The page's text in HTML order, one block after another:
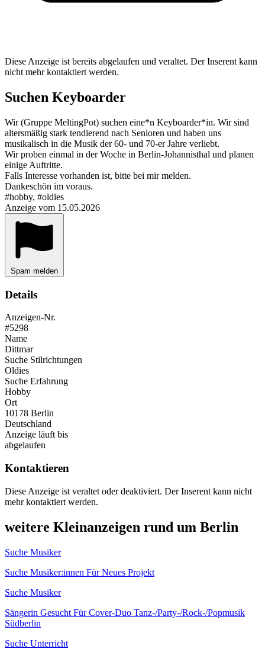
Diese Anzeige ist bereits abgelaufen und veraltet. Der Inserent kann
nicht mehr kontaktiert werden.
Suchen Keyboarder
Wir (Gruppe MeltingPot) suchen eine*n Keyboarder*in. Wir sind
altersmäßig stark tendierend nach Senioren und haben uns
musikalisch in die Musik der 60- und 70-er Jahre verliebt.
Wir proben einmal in der Woche in Berlin-Johannisthal und planen
einige Auftritte.
Falls Interesse vorhanden ist, bitte bei mir melden.
Dankeschön im voraus.
#hobby, #oldies
Anzeige vom 15.05.2026
Spam melden
Details
Anzeigen-Nr.
#5298
Name
Dittmar
Suche Stilrichtungen
Oldies
Suche Erfahrung
Hobby
Ort
10178 Berlin
Deutschland
Anzeige läuft bis
abgelaufen
Kontaktieren
Diese Anzeige ist veraltet oder deaktiviert. Der Inserent kann nicht
mehr kontaktiert werden.
weitere Kleinanzeigen rund um Berlin
Suche Musiker
Suche Musiker:innen Für Neues Projekt
Suche Musiker
Sängerin Gesucht Für Cover-Duo Tanz-/Party-/Rock-/Popmusik
Südberlin
Suche Unterricht